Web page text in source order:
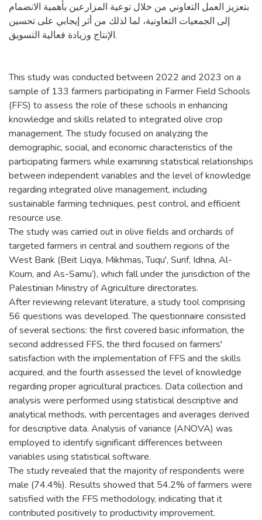
بتعزيز العمل التعاوني من خلال توعية المزارعين بأهمية الانضمام
إلى الجمعيات التعاونية، لما لذلك من أثر إيجابي على تحسين
الإنتاج وزيادة فعالية التسويق.
This study was conducted between 2022 and 2023 on a
sample of 133 farmers participating in Farmer Field Schools
(FFS) to assess the role of these schools in enhancing
knowledge and skills related to integrated olive crop
management. The study focused on analyzing the
demographic, social, and economic characteristics of the
participating farmers while examining statistical relationships
between independent variables and the level of knowledge
regarding integrated olive management, including
sustainable farming techniques, pest control, and efficient
resource use.
The study was carried out in olive fields and orchards of
targeted farmers in central and southern regions of the
West Bank (Beit Liqya, Mikhmas, Tuqu', Surif, Idhna, Al-
Koum, and As-Samu’), which fall under the jurisdiction of the
Palestinian Ministry of Agriculture directorates.
After reviewing relevant literature, a study tool comprising
56 questions was developed. The questionnaire consisted
of several sections: the first covered basic information, the
second addressed FFS, the third focused on farmers'
satisfaction with the implementation of FFS and the skills
acquired, and the fourth assessed the level of knowledge
regarding proper agricultural practices. Data collection and
analysis were performed using statistical descriptive and
analytical methods, with percentages and averages derived
for descriptive data. Analysis of variance (ANOVA) was
employed to identify significant differences between
variables using statistical software.
The study revealed that the majority of respondents were
male (74.4%). Results showed that 54.2% of farmers were
satisfied with the FFS methodology, indicating that it
contributed positively to productivity improvement.